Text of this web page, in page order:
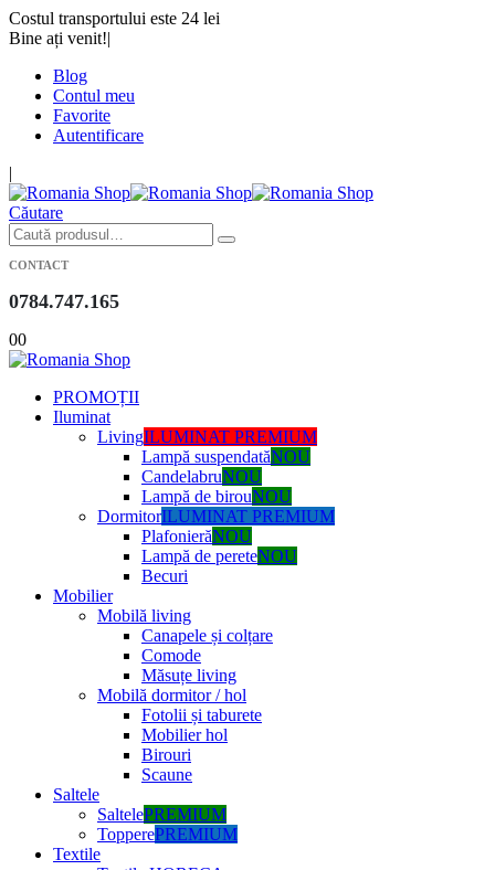
Costul transportului este 24 lei
Bine ați venit!|
Blog
Contul meu
Favorite
Autentificare
|
Căutare
CONTACT
0784.747.165
00
PROMOȚII
Iluminat
LivingILUMINAT PREMIUM
Lampă suspendatăNOU
CandelabruNOU
Lampă de birouNOU
DormitorILUMINAT PREMIUM
PlafonierăNOU
Lampă de pereteNOU
Becuri
Mobilier
Mobilă living
Canapele și colțare
Comode
Măsuțe living
Mobilă dormitor / hol
Fotolii și taburete
Mobilier hol
Birouri
Scaune
Saltele
SaltelePREMIUM
TopperePREMIUM
Textile